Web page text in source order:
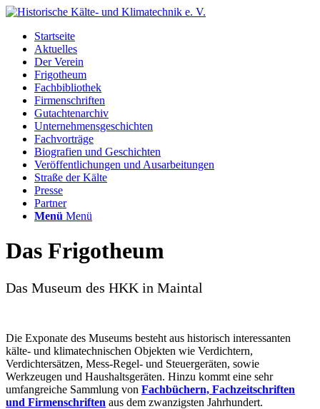
Startseite
Aktuelles
Der Verein
Frigotheum
Fachbibliothek
Firmenschriften
Gutachtenarchiv
Unternehmensgeschichten
Fachvorträge
Biografien und Geschichten
Veröffentlichungen und Ausarbeitungen
Straße der Kälte
Presse
Partner
Menü Menü
Das Frigotheum
Das Museum des HKK in Maintal
Die Exponate des Museums besteht aus historisch interessanten
kälte- und klimatechnischen Objekten wie Verdichtern,
Verdichtersätzen, Mess-Regel- und Steuergeräten, sowie
Werkzeugen und Haushaltsgeräten. Hinzu kommt eine sehr
umfangreiche Sammlung von Fachbüchern, Fachzeitschriften
und Firmenschriften aus dem zwanzigsten Jahrhundert.